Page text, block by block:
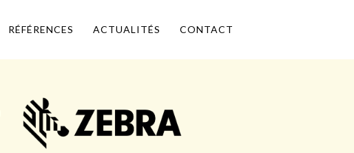
RÉFÉRENCES ACTUALITÉS CONTACT